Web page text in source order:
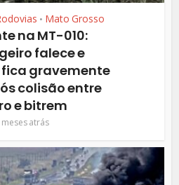
• Mato Grosso
na MT-010:
falece e
gravemente
colisão entre
e bitrem
meses atrás